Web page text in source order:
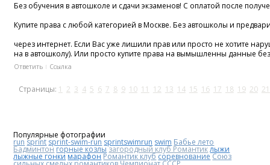
Без обучения в автошколе и сдачи экзаменов! С оплатой после
Купите права с любой категорией в Москве. Без автошколы и
через интернет. Если Вас уже лишили прав или просто не хотите
на в автошколу). Или просто купите права на вымышленны данные
Ответить Ссылка
Страницы: 1 2 3 4 5 6 7 8 9 10 11 12 13 14 15 16 17 18 19 20 21
Популярные фотографии
run sprint sprint-swim-run sprintswimrun swim Бабье лето
Бадминтонгорные козлы загородный клуб Романтиклыжи
лыжные гонки марафонРомантик клубсоревнованиеСоюз